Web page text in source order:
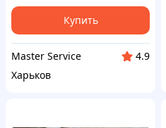
Купить
Master Service
4.9
Харьков